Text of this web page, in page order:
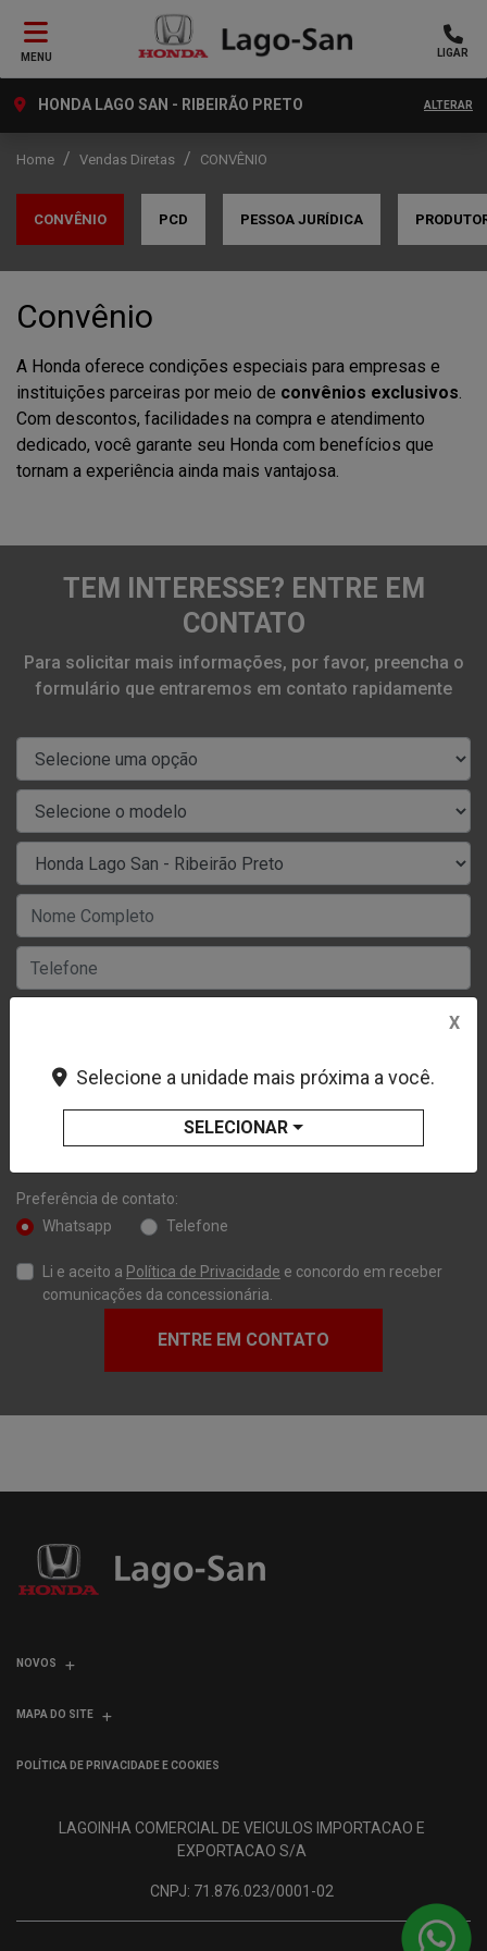
MENU LIGAR
HONDA LAGO SAN - RIBEIRÃO PRETO ALTERAR
Home Vendas Diretas CONVÊNIO
PCD PESSOA JURÍDICA
CONVÊNIO
Convênio
A Honda oferece condições especiais para empresas e
instituições parceiras por meio de convênios exclusivos.
Com descontos, facilidades na compra e atendimento
dedicado, você garante seu Honda com benefícios que
tornam a experiência ainda mais vantajosa.
TEM INTERESSE? ENTRE EM
CONTATO
Para solicitar mais informações, por favor, preencha o
formulário que entraremos em contato rapidamente
Preferência de contato:
Whatsapp
Telefone
Li e aceito a Política de Privacidade e concordo em receber
comunicações da concessionária.
ENTRE EM CONTATO
NOVOS
MAPA DO SITE
POLÍTICA DE PRIVACIDADE E COOKIES
LAGOINHA COMERCIAL DE VEICULOS IMPORTACAO E
EXPORTACAO S/A
CNPJ: 71.876.023/0001-02
X
Selecione a unidade mais próxima a você.
SELECIONAR